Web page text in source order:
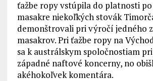
ťažbe ropy vstúpila do platnosti
masakre niekoľkých stovák
demonštrovali pri výročí jedného
masakrov. Pri ťažbe ropy na
sa k austrálskym spoločnostiam
západné naftové koncerny, no
akéhokoľvek komentára.